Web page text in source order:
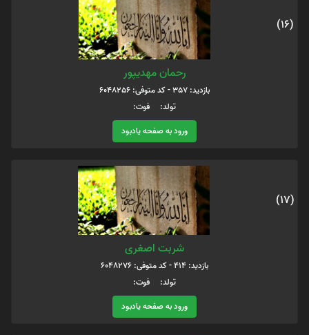
(16)
رحمان مهدیپور
بازدید: 357 - کد متوفی: 6048256
تولد: فوت:
ورود به صفحه یادبود
(17)
شربت اصغری
بازدید: 414 - کد متوفی: 6048276
تولد: فوت:
ورود به صفحه یادبود